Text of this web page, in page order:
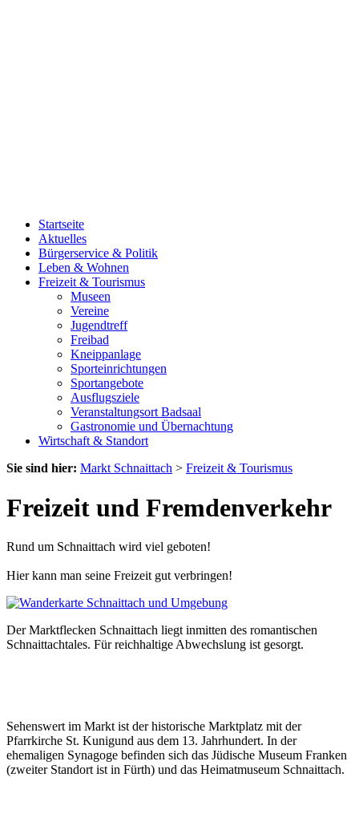
Startseite
Aktuelles
Bürgerservice & Politik
Leben & Wohnen
Freizeit & Tourismus
Museen
Vereine
Jugendtreff
Freibad
Kneippanlage
Sporteinrichtungen
Sportangebote
Ausflugsziele
Veranstaltungsort Badsaal
Gastronomie und Übernachtung
Wirtschaft & Standort
Sie sind hier: Markt Schnaittach > Freizeit & Tourismus
Freizeit und Fremdenverkehr
Rund um Schnaittach wird viel geboten!
Hier kann man seine Freizeit gut verbringen!
Der Marktflecken Schnaittach liegt inmitten des romantischen
Schnaittachtales. Für reichhaltige Abwechslung ist gesorgt.
Sehenswert im Markt ist der historische Marktplatz mit der
Pfarrkirche St. Kunigund aus dem 13. Jahrhundert. In der
ehemaligen Synagoge befinden sich das Jüdische Museum Franken
(zweiter Standort ist in Fürth) und das Heimatmuseum Schnaittach.